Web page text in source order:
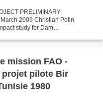
PRELIMINARY
2009 Christian Potin
study for Dam
mission FAO -
pilote Bir
1980